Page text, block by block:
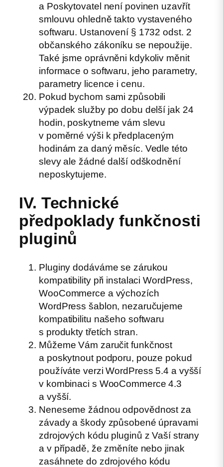
a Poskytovatel není povinen uzavřít
smlouvu ohledně takto vystaveného
softwaru. Ustanovení § 1732 odst. 2
občanského zákoníku se nepoužije.
Také jsme oprávněni kdykoliv měnit
informace o softwaru, jeho parametry,
parametry licence i cenu.
Pokud bychom sami způsobili
výpadek služby po dobu delší jak 24
hodin, poskytneme vám slevu
v poměrné výši k předplaceným
hodinám za daný měsíc. Vedle této
slevy ale žádné další odškodnění
neposkytujeme.
IV. Technické
předpoklady funkčnosti
pluginů
Pluginy dodáváme se zárukou
kompatibility při instalaci WordPress,
WooCommerce a výchozích
WordPress šablon, nezaručujeme
kompatibilitu našeho softwaru
s produkty třetích stran.
Můžeme Vám zaručit funkčnost
a poskytnout podporu, pouze pokud
používáte verzi WordPress 5.4 a vyšší
v kombinaci s WooCommerce 4.3
a vyšší.
Neneseme žádnou odpovědnost za
závady a škody způsobené úpravami
zdrojových kódu pluginů z Vaší strany
a v případě, že změníte nebo jinak
zasáhnete do zdrojového kódu